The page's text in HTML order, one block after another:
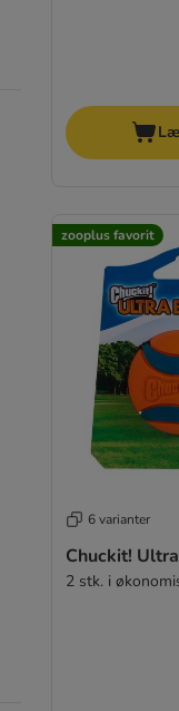
zooplus favorit
6 varianter
Chuckit!
2 stk. i